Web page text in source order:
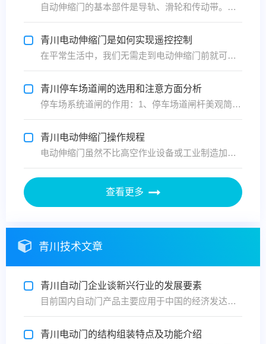
自动伸缩门的基本部件是导轨、滑轮和传动带。由于这三个部分直接关系到电动伸缩门的工作，是电动伸缩门正常工作条件下的易损件。 它的结构规划、原材料、加工精度、装置和调节精度决定了它的维护要求和使用寿命。 自动伸缩门电气元件的寿命主要与使用不当和偶发事故有关。目前，它在市场上的销售...
青川电动伸缩门是如何实现遥控控制
在平常生活中，我们无需走到电动伸缩门前就可以实现闭合电路、移动手柄、开动电机等操作，得益于电动伸缩门的遥控系统。常用的电动伸缩门遥控系统一般分发射和接收两个部分。 发射部分一般分为两种类型，即遥控器与发射模块，遥控器和遥控模块是对于使用方式来说的，遥控器可以当一个整机来独立使用，...
青川停车场道闸的选用和注意方面分析
停车场系统道闸的作用：1、停车场道闸杆美观简洁：道闸杆部有闪灯、在开车视线不好的情况下，可以看到。避免车撞闸杆事；2、预防砸车功能：地感防砸：道闸连接地感，当车在道闸下，即使误操作道闸杆也不会下降，避免了道闸砸车；遇阻反弹：当闸杆砸到车时，闸杆会自动反弹，这样避免了道闸砸车；3、...
青川电动伸缩门操作规程
电动伸缩门虽然不比高空作业设备或工业制造加工设备在操作时那么危险，但在操作时也千万不可大意的，下面武汉添安门业在这里提醒大家操作电动伸缩门时应该严格按照规程来。 添安电动伸缩门操作规程1、电动伸缩门关闭(伸出)操作前，必须确认添安电动伸缩门的前方和两侧是否有人，确认无人后，方可操...
查看更多
青川技术文章
青川自动门企业谈新兴行业的发展要素
目前国内自动门产品主要应用于中国的经济发达地区，积极推动自动门产业向内陆城市迁移，将会加速自动门行业的发展。武汉自动门厂家谈对于一个新兴自动门行业的发展来说，要想发展，首先要做好下面几点：首先建立好相关的协会，做好行业内的协商、协调和服务工作。制定好标准，要以国际先进标准为目标，...
青川电动门的结构组装特点及功能介绍